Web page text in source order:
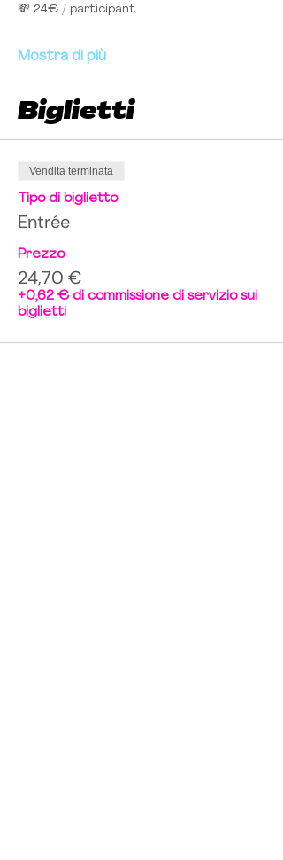
💸 24€ / participant
Mostra di più
Biglietti
Vendita terminata
Tipo di biglietto
Entrée
Prezzo
24,70 €
+0,62 € di commissione di servizio sui
biglietti